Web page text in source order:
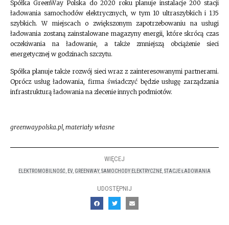
Spółka GreenWay Polska do 2020 roku planuje instalacje 200 stacji
ładowania samochodów elektrycznych, w tym 10 ultraszybkich i 135
szybkich. W miejscach o zwiększonym zapotrzebowaniu na usługi
ładowania zostaną zainstalowane magazyny energii, które skrócą czas
oczekiwania na ładowanie, a także zmniejszą obciążenie sieci
energetycznej w godzinach szczytu.
Spółka planuje także rozwój sieci wraz z zainteresowanymi partnerami.
Oprócz usług ładowania, firma świadczyć będzie usługę zarządzania
infrastrukturą ładowania na zlecenie innych podmiotów.
greenwaypolska.pl, materiały własne
WIĘCEJ
ELEKTROMOBILNOŚĆ, EV, GREENWAY,SAMOCHODY ELEKTRYCZNE,STACJE ŁADOWANIA
UDOSTĘPNIJ